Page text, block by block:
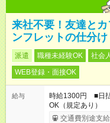
来社不要！友達と
ンフレットの仕分け
派遣 職種未経験OK 社会
WEB登録・面接OK
給与
時給1300円 ■日
OK（規定あり）
交通費別途支